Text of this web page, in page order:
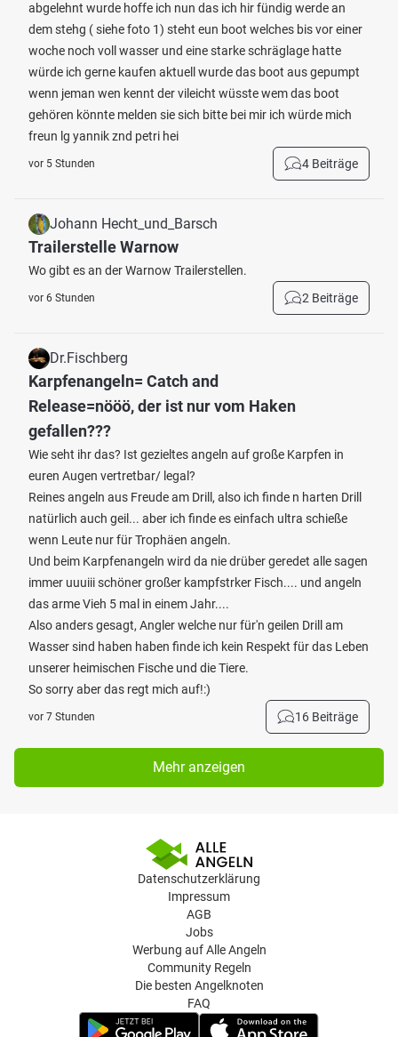
abgelehnt wurde hoffe ich nun das ich hir fündig werde an
dem stehg ( siehe foto 1) steht eun boot welches bis vor einer
woche noch voll wasser und eine starke schräglage hatte
würde ich gerne kaufen aktuell wurde das boot aus gepumpt
wenn jeman wen kennt der vileicht wüsste wem das boot
gehören könnte melden sie sich bitte bei mir ich würde mich
freun lg yannik znd petri hei
vor 5 Stunden 4 Beiträge
Johann Hecht_und_Barsch
Trailerstelle Warnow
Wo gibt es an der Warnow Trailerstellen.
vor 6 Stunden 2 Beiträge
Dr.Fischberg
Karpfenangeln= Catch and
Release=nööö, der ist nur vom Haken
gefallen???
Wie seht ihr das? Ist gezieltes angeln auf große Karpfen in
euren Augen vertretbar/ legal?
Reines angeln aus Freude am Drill, also ich finde n harten Drill
natürlich auch geil... aber ich finde es einfach ultra schieße
wenn Leute nur für Trophäen angeln.
Und beim Karpfenangeln wird da nie drüber geredet alle sagen
immer uuuiii schöner großer kampfstrker Fisch.... und angeln
das arme Vieh 5 mal in einem Jahr....
Also anders gesagt, Angler welche nur für'n geilen Drill am
Wasser sind haben haben finde ich kein Respekt für das Leben
unserer heimischen Fische und die Tiere.
So sorry aber das regt mich auf!:)
vor 7 Stunden 16 Beiträge
Mehr anzeigen
Datenschutzerklärung
Impressum
AGB
Jobs
Werbung auf Alle Angeln
Community Regeln
Die besten Angelknoten
FAQ